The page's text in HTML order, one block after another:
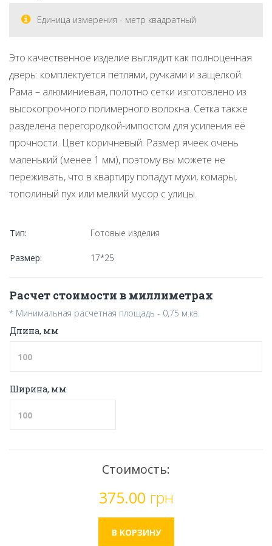
Единица измерения - метр квадратный
Это качественное изделие выглядит как полноценная
дверь: комплектуется петлями, ручками и защелкой.
Рама – алюминиевая, полотно сетки изготовлено из
высокопрочного полимерного волокна. Сетка также
разделена перегородкой-импостом для усиления её
прочности. Цвет коричневый. Размер ячеек очень
маленький (менее 1 мм), поэтому вы можете не
переживать, что в квартиру попадут мухи, комары,
тополиный пух или мелкий мусор с улицы.
Тип: Готовые изделия
Размер: 17*25
Расчет стоимости в миллиметрах
* Минимальная расчетная площадь - 0,75 м.кв.
Длина, мм
Ширина, мм
Стоимость:
375.00 грн